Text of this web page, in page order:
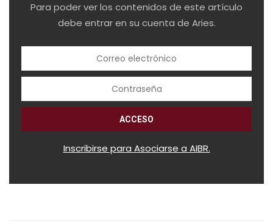
Para poder ver los contenidos de este artículo
debe entrar en su cuenta de Aries.
Inscribirse para Asociarse a AIBR.